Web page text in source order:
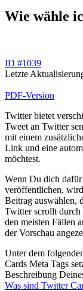
Wie wähle
ID #1039
Letzte
PDF-Version
Twitter bietet
Tweet an Twitter
mit einem
Link und eine
möchtest.
Wenn Du dich
veröffentlichen,
Beitrag auswählen,
Twitter scrollt durch
den meisten Fällen
der Vorschau
Unter dem
Cards Meta Tags
Beschreibung
Was sind Twitter